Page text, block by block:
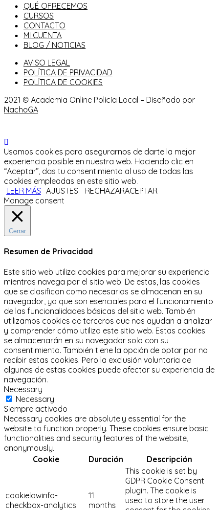
QUÉ OFRECEMOS
CURSOS
CONTACTO
MI CUENTA
BLOG / NOTICIAS
AVISO LEGAL
POLÍTICA DE PRIVACIDAD
POLÍTICA DE COOKIES
2021 © Academia Online Policía Local – Diseñado por
NachoGA
Usamos cookies para asegurarnos de darte la mejor
experiencia posible en nuestra web. Haciendo clic en
“Aceptar”, das tu consentimiento al uso de todas las
cookies empleadas en este sitio web.
LEER MÁS AJUSTES RECHAZARACEPTAR
Manage consent
Cerrar
Resumen de Privacidad
Este sitio web utiliza cookies para mejorar su experiencia
mientras navega por el sitio web. De estas, las cookies
que se clasifican como necesarias se almacenan en su
navegador, ya que son esenciales para el funcionamiento
de las funcionalidades básicas del sitio web. También
utilizamos cookies de terceros que nos ayudan a analizar
y comprender cómo utiliza este sitio web. Estas cookies
se almacenarán en su navegador solo con su
consentimiento. También tiene la opción de optar por no
recibir estas cookies. Pero la exclusión voluntaria de
algunas de estas cookies puede afectar su experiencia de
navegación.
Necessary
Necessary
Siempre activado
Necessary cookies are absolutely essential for the
website to function properly. These cookies ensure basic
functionalities and security features of the website,
anonymously.
Cookie
Duración Descripción
cookielawinfo-
checkbox-analytics
11
months
This cookie is set by
GDPR Cookie Consent
plugin. The cookie is
used to store the user